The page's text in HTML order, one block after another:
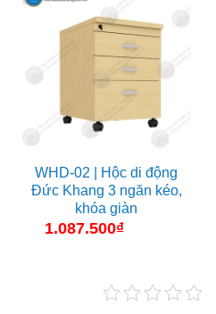
WHD-02 | Hộc di động
Đức Khang 3 ngăn kéo,
khóa giàn
1.087.500₫